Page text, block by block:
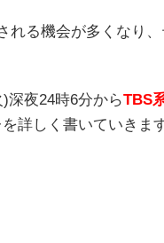
れる機会が多くなり
深夜24時6分からTBS
詳しく書いていきます